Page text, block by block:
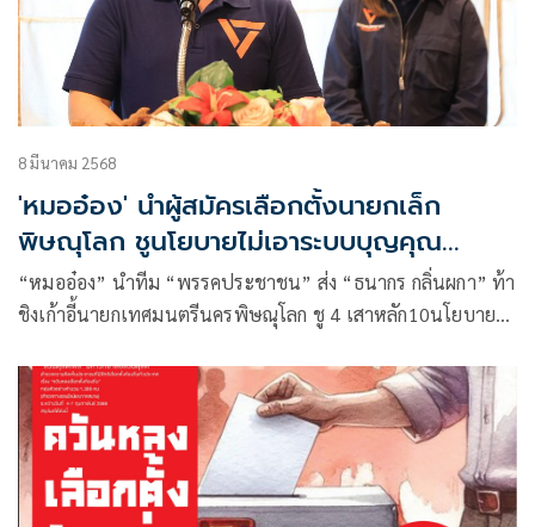
8 มีนาคม 2568
'หมออ๋อง' นำผู้สมัครเลือกตั้งนายกเล็ก
พิษณุโลก ชูนโยบายไม่เอาระบบบุญคุณ
อุปถัมภ์
“หมออ๋อง” นำทีม “พรรคประชาชน” ส่ง “ธนากร กลิ่นผกา” ท้า
ชิงเก้าอี้นายกเทศมนตรีนครพิษณุโลก ชู 4 เสาหลัก10นโยบาย